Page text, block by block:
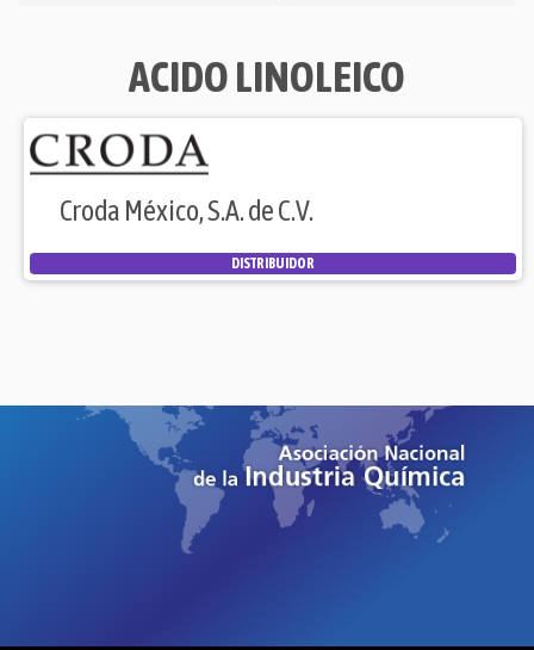
ACIDO LINOLEICO
Croda México, S.A. de C.V.
DISTRIBUIDOR